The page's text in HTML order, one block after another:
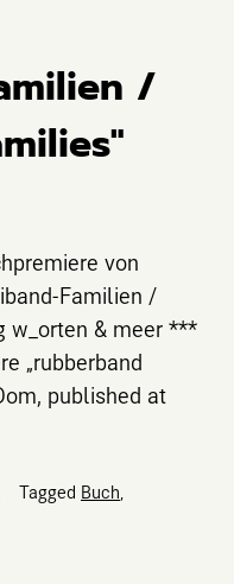
/
von
Familien /
w_orten & meer ***
„rubberband
published at
Tagged Buch